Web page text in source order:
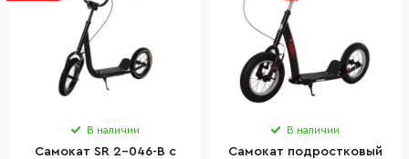
В наличии
Самокат SR 2-046-B с
В наличии
Самокат подростковый